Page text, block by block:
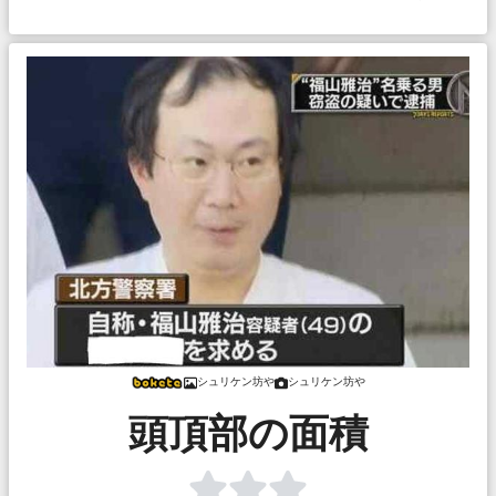
シュリケン坊や シュリケン坊や
頭頂部の面積